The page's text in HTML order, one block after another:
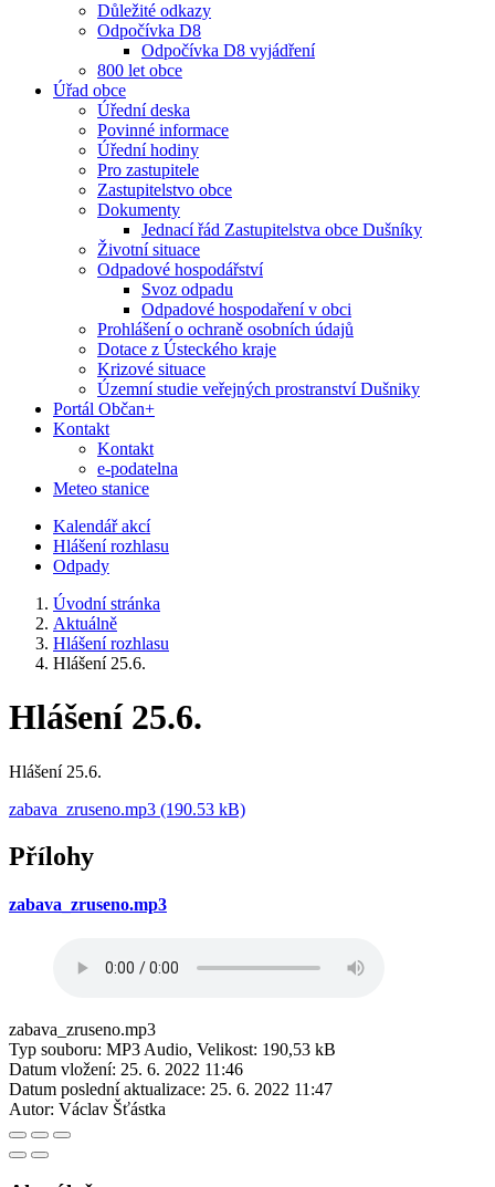
Důležité odkazy
Odpočívka D8
Odpočívka D8 vyjádření
800 let obce
Úřad obce
Úřední deska
Povinné informace
Úřední hodiny
Pro zastupitele
Zastupitelstvo obce
Dokumenty
Jednací řád Zastupitelstva obce Dušníky
Životní situace
Odpadové hospodářství
Svoz odpadu
Odpadové hospodaření v obci
Prohlášení o ochraně osobních údajů
Dotace z Ústeckého kraje
Krizové situace
Územní studie veřejných prostranství Dušniky
Portál Občan+
Kontakt
Kontakt
e-podatelna
Meteo stanice
Kalendář akcí
Hlášení rozhlasu
Odpady
Úvodní stránka
Aktuálně
Hlášení rozhlasu
Hlášení 25.6.
Hlášení 25.6.
Hlášení 25.6.
zabava_zruseno.mp3 (190.53 kB)
Přílohy
zabava_zruseno.mp3
zabava_zruseno.mp3
Typ souboru: MP3 Audio, Velikost: 190,53 kB
Datum vložení: 25. 6. 2022 11:46
Datum poslední aktualizace: 25. 6. 2022 11:47
Autor: Václav Šťástka